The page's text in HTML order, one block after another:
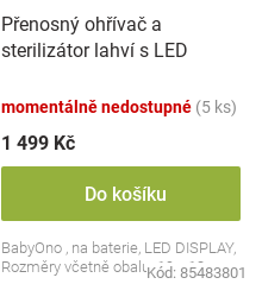
Přenosný ohřívač a
sterilizátor lahví s LED
momentálně nedostupné (5 ks)
1 499 Kč
Do košíku
BabyOno , na baterie, LED DISPLAY,
Rozměry včetně obalu: 19 x 13 cm.
Kód: 85483801